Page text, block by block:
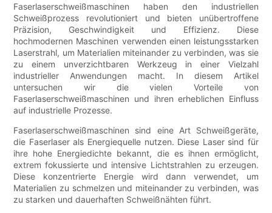
Faserlaserschweißmaschinen haben den industriellen
Schweißprozess revolutioniert und bieten unübertroffene
Präzision, Geschwindigkeit und Effizienz. Diese
hochmodernen Maschinen verwenden einen leistungsstarken
Laserstrahl, um Materialien miteinander zu verbinden, was sie
zu einem unverzichtbaren Werkzeug in einer Vielzahl
industrieller Anwendungen macht. In diesem Artikel
untersuchen wir die vielen Vorteile von
Faserlaserschweißmaschinen und ihren erheblichen Einfluss
auf industrielle Prozesse.
Faserlaserschweißmaschinen sind eine Art Schweißgeräte,
die Faserlaser als Energiequelle nutzen. Diese Laser sind für
ihre hohe Energiedichte bekannt, die es ihnen ermöglicht,
extrem fokussierte und intensive Lichtstrahlen zu erzeugen.
Diese konzentrierte Energie wird dann verwendet, um
Materialien zu schmelzen und miteinander zu verbinden, was
zu starken und dauerhaften Schweißnähten führt.